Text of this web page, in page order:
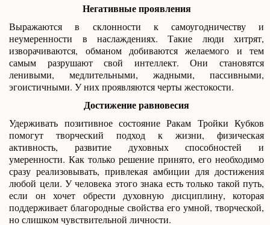
Негативные проявления
Выражаются в склонности к самоугодничеству и
неумеренности в наслаждениях. Такие люди хитрят,
изворачиваются, обманом добиваются желаемого и тем
самым разрушают свой интеллект. Они становятся
ленивыми, медлительными, жадными, пассивными,
эгоистичными. У них проявляются черты жестокости.
Достижение равновесия
Удерживать позитивное состояние Ракам Тройки Кубков
помогут творческий подход к жизни, физическая
активность, развитие духовных способностей и
умеренности. Как только решение принято, его необходимо
сразу реализовывать, привлекая амбиции для достижения
любой цели. У человека этого знака есть только такой путь,
если он хочет обрести духовную дисциплину, которая
поддерживает благородные свойства его умной, творческой,
но слишком чувствительной личности.